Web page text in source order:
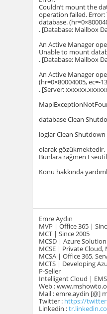
Couldn’t mount the
operation failed.
database.
. [Database: Mailbox
An Active Manager
Unable to mount
. [Database: Mailbox
An Active Manager
(hr=0×80004005, ec=-
. [Server:
database Clean
loglar Clean Shutdown
olarak gözükmektedir.
Bunlara rağmen
Konu hakkında
Emre Aydın
MVP | Office 365 |
MCT | Since 2005
MCSD | Azure
MCSE | Private
MCSA | Office 365,
MCTS | Developing
P-Seller
Intelligent Cloud | EMS
Web :
Mail : emre.aydin [@]
Twitter : https://
Linkedin :